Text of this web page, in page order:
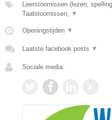
Leerstoornissen (lezen,
Taalstoornissen, ▼
Openingstijden ▼
Laatste facebook posts ▼
Sociale media: